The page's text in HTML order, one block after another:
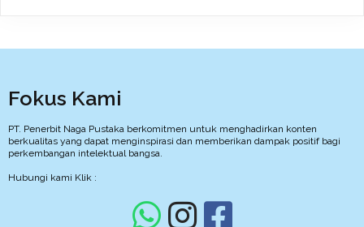
Fokus Kami
PT. Penerbit Naga Pustaka berkomitmen untuk menghadirkan konten
berkualitas yang dapat menginspirasi dan memberikan dampak positif bagi
perkembangan intelektual bangsa.
Hubungi kami Klik :